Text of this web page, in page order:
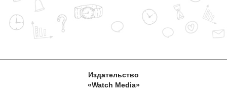
Издательство
«Watch Media»